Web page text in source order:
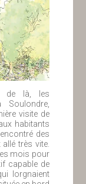
de là, les
visite de
habitants
des
très vite.
mois pour
capable de
lorgnaient